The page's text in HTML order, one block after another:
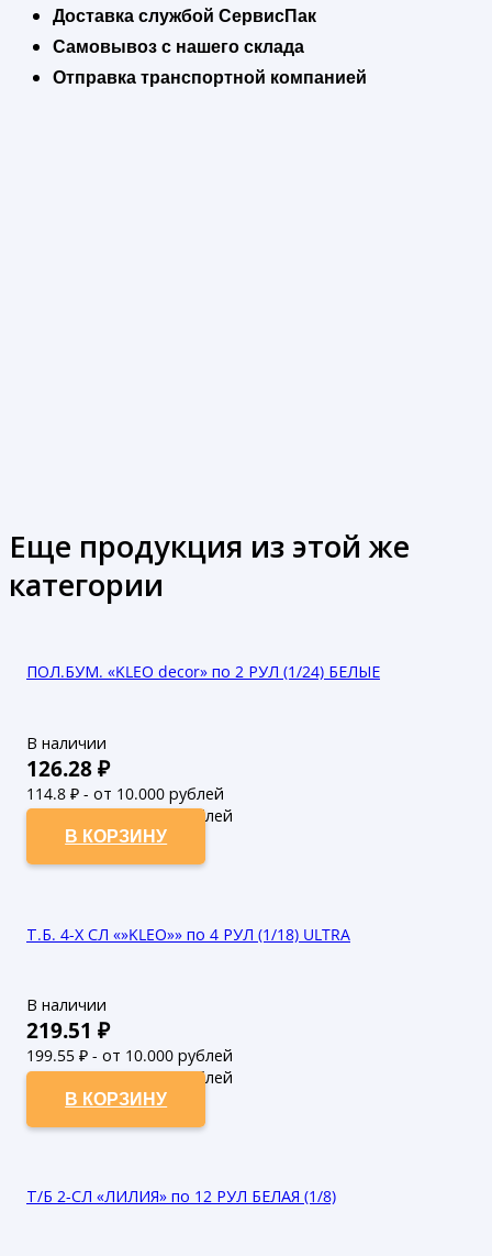
Доставка службой СервисПак
Самовывоз с нашего склада
Отправка транспортной компанией
Еще продукция из этой же
категории
ПОЛ.БУМ. «KLEO decor» по 2 РУЛ (1/24) БЕЛЫЕ
В наличии
126.28₽
114.8 ₽ - от 10.000 рублей
104.36₽ - от 50.000 рублей
В КОРЗИНУ
Т.Б. 4-Х СЛ «»KLEO»» по 4 РУЛ (1/18) ULTRA
В наличии
219.51 ₽
199.55 ₽ - от 10.000 рублей
181.41₽ - от 50.000 рублей
В КОРЗИНУ
Т/Б 2-СЛ «ЛИЛИЯ» по 12 РУЛ БЕЛАЯ (1/8)